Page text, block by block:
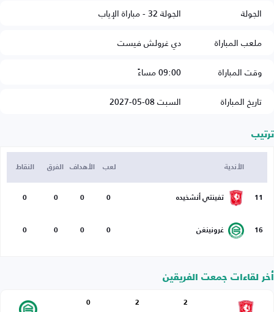
الجولة
الجولة 32 - مباراة الإياب
ملعب المباراة
دي غرولش فيست
وقت المباراة
09:00 مساءً
تاريخ المباراة
السبت 08-05-2027
ترتيب
الأندية لعب الأهداف الفرق النقاط
11 تفينتي أنشخيده 0
0
0
0
16 غرونينغن 0
0
0
0
أخر لقاءات جمعت الفريقين
2
2
0